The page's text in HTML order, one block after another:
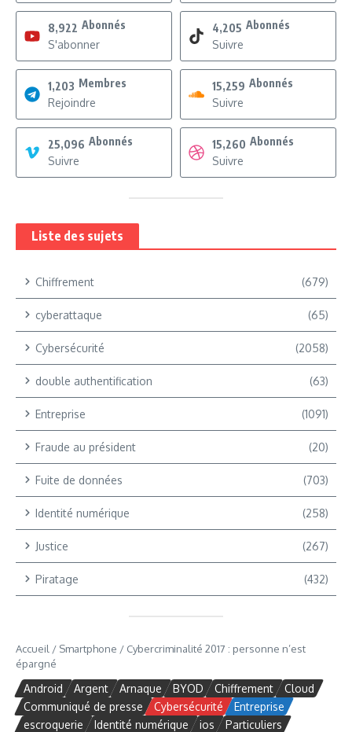
8,922 Abonnés
S'abonner
4,205 Abonnés
Suivre
1,203 Membres
Rejoindre
15,259 Abonnés
Suivre
25,096 Abonnés
Suivre
15,260 Abonnés
Suivre
Liste des sujets
Chiffrement (679)
cyberattaque (65)
Cybersécurité (2058)
double authentification (63)
Entreprise (1091)
Fraude au président (20)
Fuite de données (703)
Identité numérique (258)
Justice (267)
Piratage (432)
Accueil / Smartphone / Cybercriminalité 2017 : personne n’est
épargné
Android Argent Arnaque BYOD Chiffrement
Cloud
Communiqué de presse
Cybersécurité
Entreprise
escroquerie
Identité numérique ios
Particuliers